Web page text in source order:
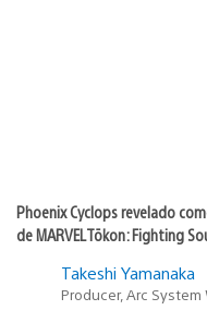
Phoenix Cyclops revelado
de MARVEL Tōkon: Fighting
Takeshi Yamanaka
Producer, Arc System